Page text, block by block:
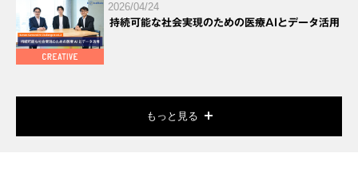
2026/04/24
持続可能な社会実現のための医療AIとデータ活用
もっと見る